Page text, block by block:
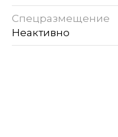
Спецразмещение
Неактивно